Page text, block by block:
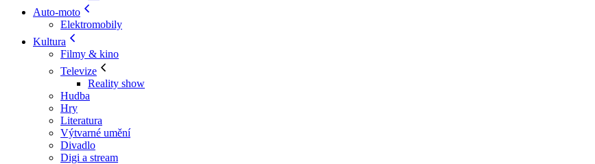
Auto-moto
Elektromobily
Kultura
Filmy & kino
Televize
Reality show
Hudba
Hry
Literatura
Výtvarné umění
Divadlo
Digi a stream